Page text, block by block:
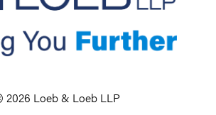
2026 Loeb & Loeb LLP